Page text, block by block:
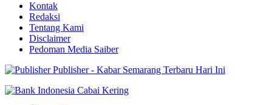
Kontak
Redaksi
Tentang Kami
Disclaimer
Pedoman Media Saiber
Publisher - Kabar Semarang Terbaru Hari Ini